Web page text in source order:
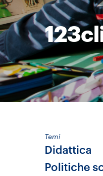
Temi
Didattica
Politiche